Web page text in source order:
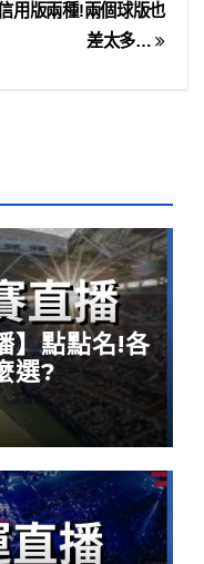
用版兩種!兩個球版也
差太多…
】點點名!各
選?